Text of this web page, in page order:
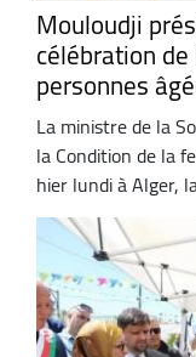
Mouloudji
célébration
personnes
La ministre de la
la Condition de la
hier lundi à Alger,